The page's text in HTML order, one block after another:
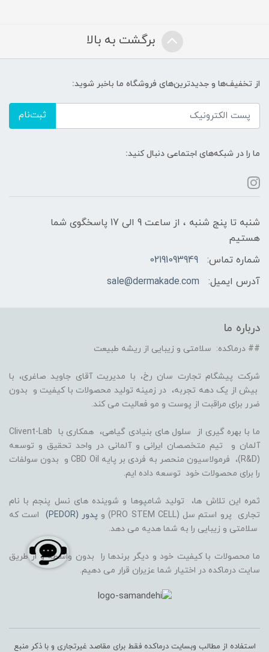
برگشت به بالا
از تخفیف‌ها و جدیدترین‌های فروشگاه ما باخبر شوید:
ثبت‌نام
ما را در شبکه‌های اجتماعی دنبال کنید:
شنبه تا پنج شنبه ، از ساعت 9 الی 17 پاسخگوی شما
هستیم
شماره تماس:
02191093949
آدرس ایمیل:
sale@dermakade.com
درباره ما
## درماکده: سلامتی و زیبایی از ریشه طبیعت
شرکت پیشگام تجارت سان رخ، با مدیریت آقای جاوید صاغری، با
بیش از یک دهه تجربه، در زمینه تولید محصولات با کیفیت و بدون
ضرر برای مراقبت از پوست و مو فعالیت می کند.
ما با بهره گیری از سلول های بنیادی گیاهی، همکاری با Clivent-Lab
آلمان و تیم متخصصان ایرانی و آلمانی در واحد تحقیق و توسعه
(R&D)، فرمولاسیون منحصر به فردی بر پایه CBD Oil و بدون سولفات
را برای محصولات خود توسعه داده ایم.
ثمره این تلاش ها، تولید شامپوها و شوینده های نسل پنجم با نام
تجاری پرو استم سل (PRO STEM CELL) و
پدور (PEDOR)
است که
سلامتی و زیبایی را به شما هدیه می دهد.
ما محصولات با کیفیت خود و دیگر برندها را بدون واسطه و از طریق
سایت درماکده در اختیار شما عزیران قرار می دهیم.
استفاده از مطالب وبسایت درماکده فقط برای مقاصد غیرتجاری و با ذکر منبع